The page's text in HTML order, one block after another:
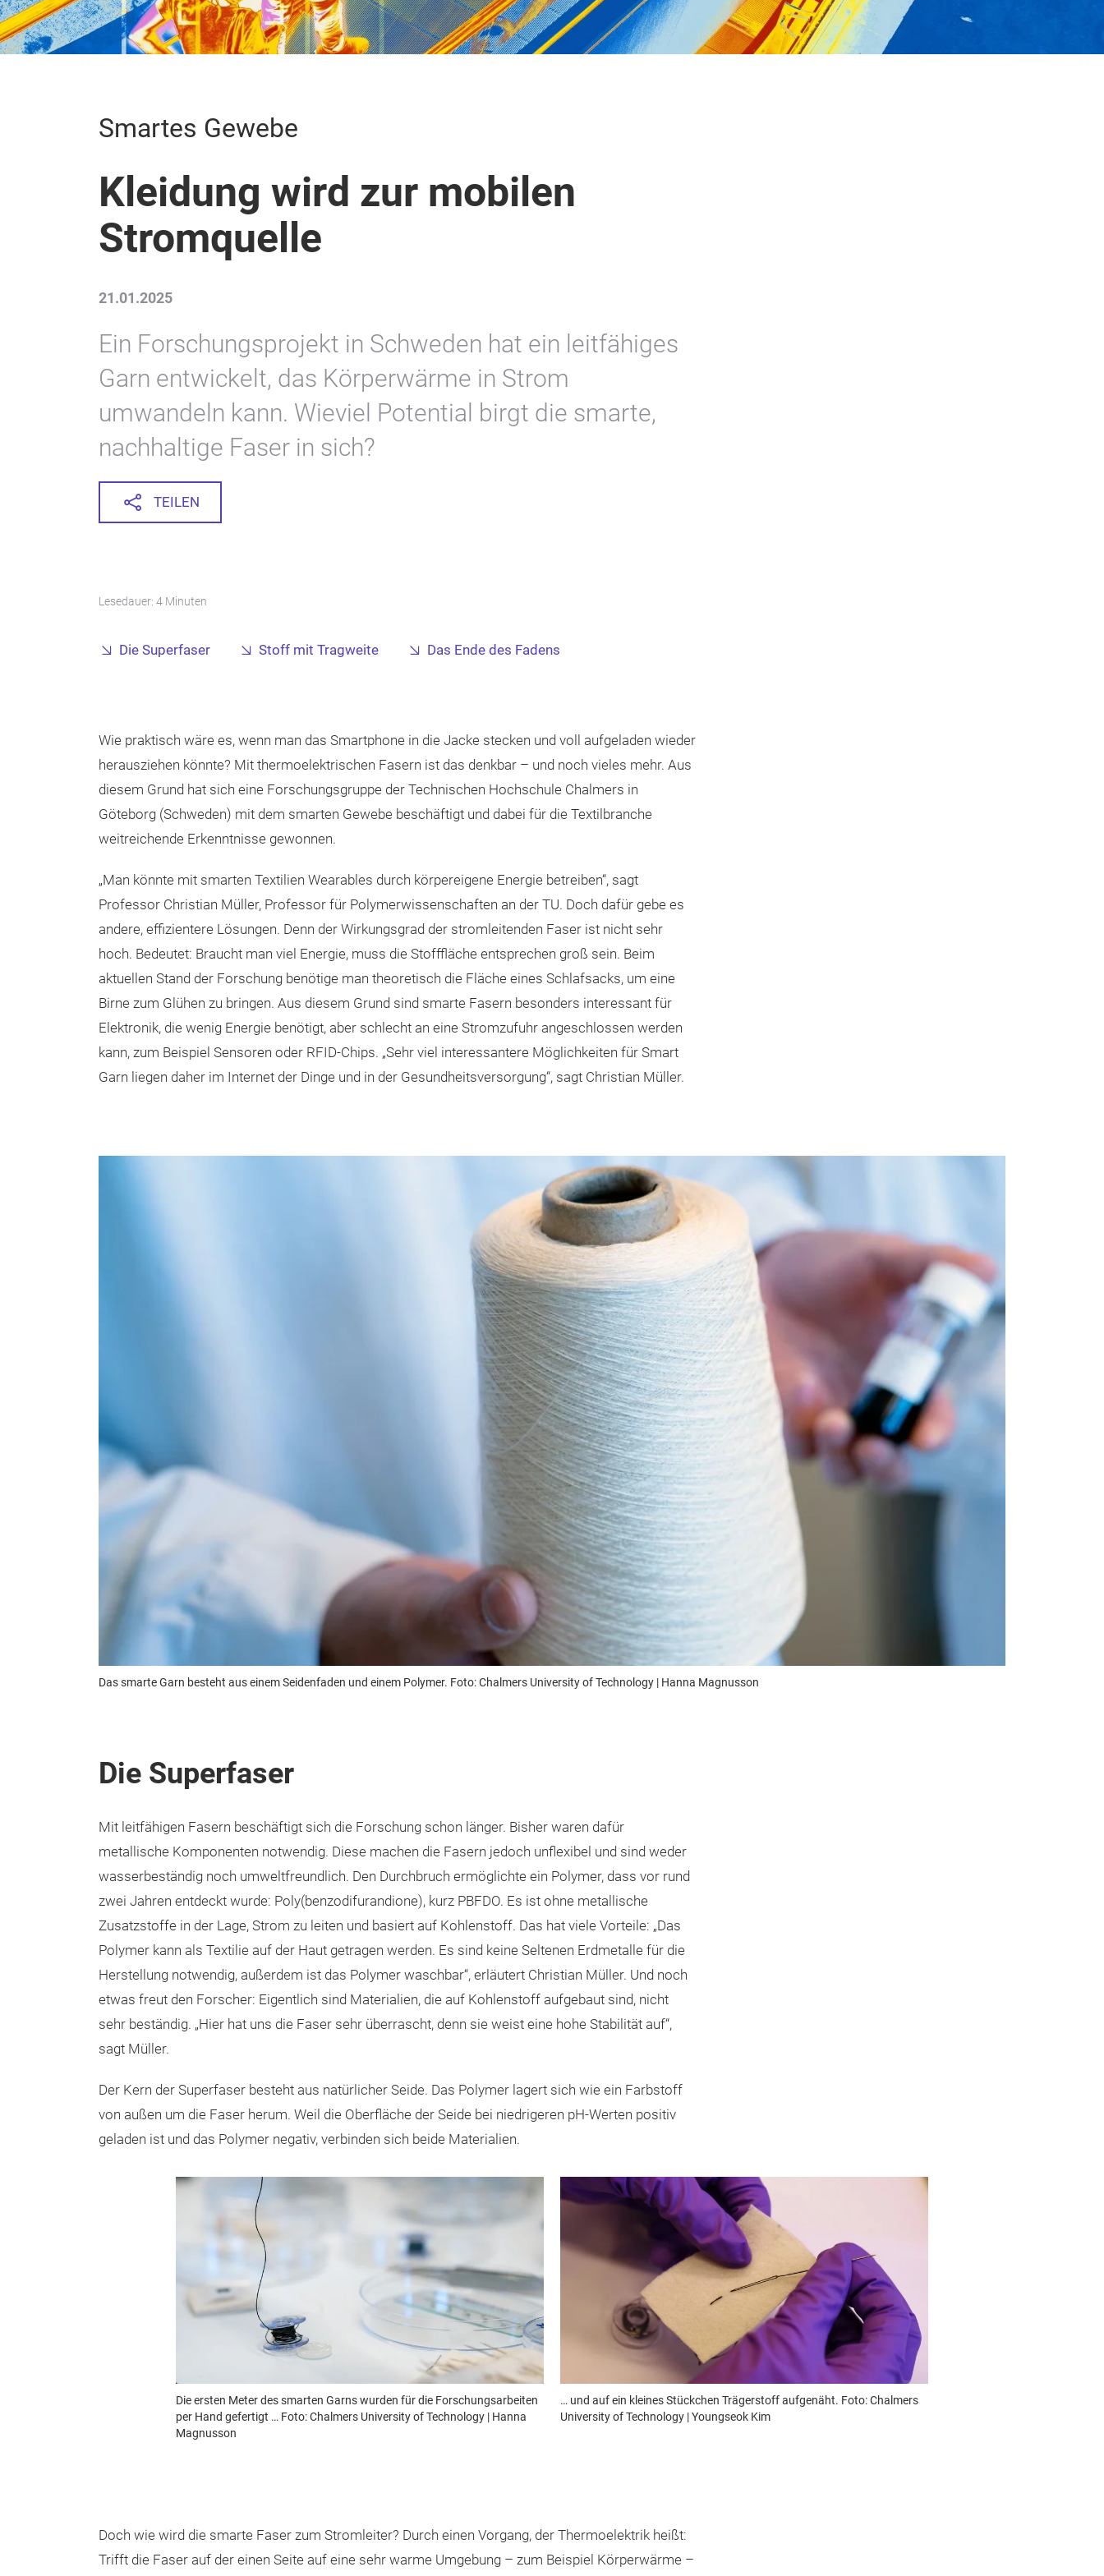
Smartes Gewebe
Kleidung wird zur mobilen
Stromquelle
21.01.2025
Ein Forschungsprojekt in Schweden hat ein leitfähiges
Garn entwickelt, das Körperwärme in Strom
umwandeln kann. Wieviel Potential birgt die smarte,
nachhaltige Faser in sich?
TEILEN
Lesedauer: 4 Minuten
Die Superfaser Stoff mit Tragweite Das Ende des Fadens
Wie praktisch wäre es, wenn man das Smartphone in die Jacke stecken und voll aufgeladen wieder
herausziehen könnte? Mit thermoelektrischen Fasern ist das denkbar – und noch vieles mehr. Aus
diesem Grund hat sich eine Forschungsgruppe der Technischen Hochschule Chalmers in
Göteborg (Schweden) mit dem smarten Gewebe beschäftigt und dabei für die Textilbranche
weitreichende Erkenntnisse gewonnen.
„Man könnte mit smarten Textilien Wearables durch körpereigene Energie betreiben“, sagt
Professor Christian Müller, Professor für Polymerwissenschaften an der TU. Doch dafür gebe es
andere, effizientere Lösungen. Denn der Wirkungsgrad der stromleitenden Faser ist nicht sehr
hoch. Bedeutet: Braucht man viel Energie, muss die Stofffläche entsprechen groß sein. Beim
aktuellen Stand der Forschung benötige man theoretisch die Fläche eines Schlafsacks, um eine
Birne zum Glühen zu bringen. Aus diesem Grund sind smarte Fasern besonders interessant für
Elektronik, die wenig Energie benötigt, aber schlecht an eine Stromzufuhr angeschlossen werden
kann, zum Beispiel Sensoren oder RFID-Chips. „Sehr viel interessantere Möglichkeiten für Smart
Garn liegen daher im Internet der Dinge und in der Gesundheitsversorgung“, sagt Christian Müller.
Das smarte Garn besteht aus einem Seidenfaden und einem Polymer. Foto: Chalmers University of Technology | Hanna Magnusson
Die Superfaser
Mit leitfähigen Fasern beschäftigt sich die Forschung schon länger. Bisher waren dafür
metallische Komponenten notwendig. Diese machen die Fasern jedoch unflexibel und sind weder
wasserbeständig noch umweltfreundlich. Den Durchbruch ermöglichte ein Polymer, dass vor rund
zwei Jahren entdeckt wurde: Poly(benzodifurandione), kurz PBFDO. Es ist ohne metallische
Zusatzstoffe in der Lage, Strom zu leiten und basiert auf Kohlenstoff. Das hat viele Vorteile: „Das
Polymer kann als Textilie auf der Haut getragen werden. Es sind keine Seltenen Erdmetalle für die
Herstellung notwendig, außerdem ist das Polymer waschbar“, erläutert Christian Müller. Und noch
etwas freut den Forscher: Eigentlich sind Materialien, die auf Kohlenstoff aufgebaut sind, nicht
sehr beständig. „Hier hat uns die Faser sehr überrascht, denn sie weist eine hohe Stabilität auf“,
sagt Müller.
Der Kern der Superfaser besteht aus natürlicher Seide. Das Polymer lagert sich wie ein Farbstoff
von außen um die Faser herum. Weil die Oberfläche der Seide bei niedrigeren pH-Werten positiv
geladen ist und das Polymer negativ, verbinden sich beide Materialien.
Die ersten Meter des smarten Garns wurden für die Forschungsarbeiten
per Hand gefertigt … Foto: Chalmers University of Technology | Hanna
Magnusson
… und auf ein kleines Stückchen Trägerstoff aufgenäht. Foto: Chalmers
University of Technology | Youngseok Kim
Doch wie wird die smarte Faser zum Stromleiter? Durch einen Vorgang, der Thermoelektrik heißt:
Trifft die Faser auf der einen Seite auf eine sehr warme Umgebung – zum Beispiel Körperwärme –